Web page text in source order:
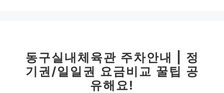
동구실내체육관 주차안내 | 정
기권/일일권 요금비교 꿀팁 공
유해요!